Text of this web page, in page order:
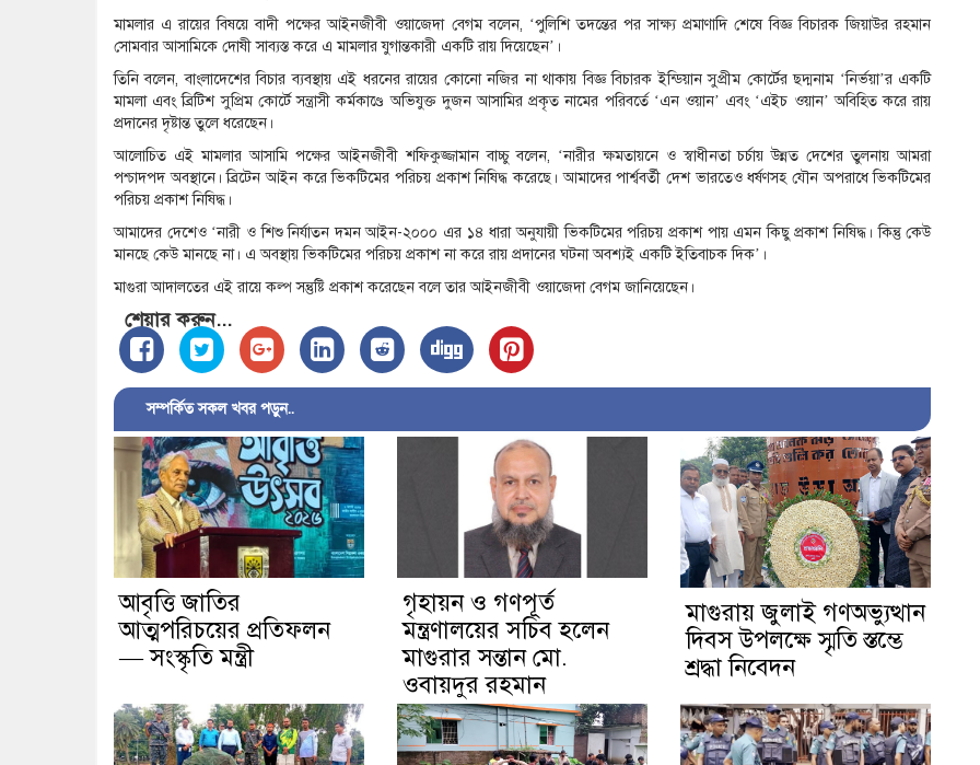
মামলার এ রায়ের বিষয়ে বাদী পক্ষের আইনজীবী ওয়াজেদা বেগম বলেন, ‘পুলিশি তদন্তের পর সাক্ষ্য প্রমাণাদি শেষে বিজ্ঞ বিচারক জিয়াউর রহমান
সোমবার আসামিকে দোষী সাব্যস্ত করে এ মামলার যুগান্তকারী একটি রায় দিয়েছেন’।
তিনি বলেন, বাংলাদেশের বিচার ব্যবস্থায় এই ধরনের রায়ের কোনো নজির না থাকায় বিজ্ঞ বিচারক ইন্ডিয়ান সুপ্রীম কোর্টের ছদ্মনাম ‘নির্ভয়া’র একটি
মামলা এবং ব্রিটিশ সুপ্রিম কোর্টে সন্ত্রাসী কর্মকাণ্ডে অভিযুক্ত দুজন আসামির প্রকৃত নামের পরিবর্তে ‘এন ওয়ান’ এবং ‘এইচ ওয়ান’ অবিহিত করে রায়
প্রদানের দৃষ্টান্ত তুলে ধরেছেন।
আলোচিত এই মামলার আসামি পক্ষের আইনজীবী শফিকুজ্জামান বাচ্চু বলেন, ‘নারীর ক্ষমতায়নে ও স্বাধীনতা চর্চায় উন্নত দেশের তুলনায় আমরা
পশ্চাদপদ অবস্থানে। ব্রিটেন আইন করে ভিকটিমের পরিচয় প্রকাশ নিষিদ্ধ করেছে। আমাদের পার্শ্ববর্তী দেশ ভারতেও ধর্ষণসহ যৌন অপরাধে ভিকটিমের
পরিচয় প্রকাশ নিষিদ্ধ।
আমাদের দেশেও ‘নারী ও শিশু নির্যাতন দমন আইন-২০০০ এর ১৪ ধারা অনুযায়ী ভিকটিমের পরিচয় প্রকাশ পায় এমন কিছু প্রকাশ নিষিদ্ধ। কিন্তু কেউ
মানছে কেউ মানছে না। এ অবস্থায় ভিকটিমের পরিচয় প্রকাশ না করে রায় প্রদানের ঘটনা অবশ্যই একটি ইতিবাচক দিক’।
মাগুরা আদালতের এই রায়ে কল্প সন্তুষ্টি প্রকাশ করেছেন বলে তার আইনজীবী ওয়াজেদা বেগম জানিয়েছেন।
শেয়ার করুন...
সম্পর্কিত সকল খবর পড়ুন..
আবৃত্তি জাতির
আত্মপরিচয়ের প্রতিফলন
— সংস্কৃতি মন্ত্রী
গৃহায়ন ও গণপূর্ত
মন্ত্রণালয়ের সচিব হলেন
মাগুরার সন্তান মো.
ওবায়দুর রহমান
মাগুরায় জুলাই গণঅভ্যুত্থান
দিবস উপলক্ষে স্মৃতি স্তম্ভে
শ্রদ্ধা নিবেদন